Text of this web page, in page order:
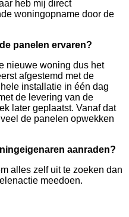
heb mij direct
woningopname door de
panelen ervaren?
nieuwe woning dus het
afgestemd met de
installatie in één dag
de levering van de
later geplaatst. Vanaf dat
de panelen opwekken
aanraden?
alles zelf uit te zoeken dan
meedoen.